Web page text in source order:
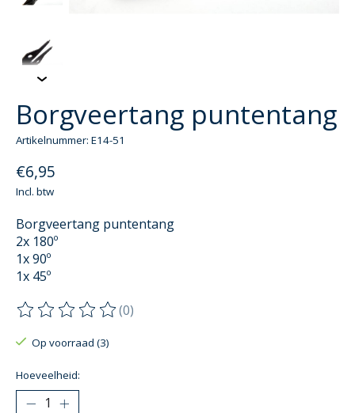
Borgveertang puntentang
Artikelnummer: E14-51
€6,95
Incl. btw
Borgveertang puntentang
2x 180º
1x 90º
1x 45º
De beoordeling van dit product is
(0)
Op voorraad (3)
Hoeveelheid: